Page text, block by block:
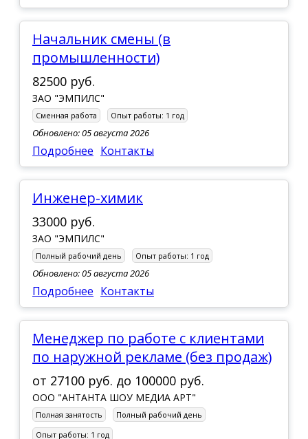
Начальник смены (в
промышленности)
82500 руб.
ЗАО "ЭМПИЛС"
Сменная работа Опыт работы: 1 год
Обновлено: 05 августа 2026
Подробнее Контакты
Инженер-химик
33000 руб.
ЗАО "ЭМПИЛС"
Полный рабочий день Опыт работы: 1 год
Обновлено: 05 августа 2026
Подробнее Контакты
Менеджер по работе с клиентами
по наружной рекламе (без продаж)
от 27100 руб. до 100000 руб.
ООО "АНТАНТА ШОУ МЕДИА АРТ"
Полная занятость
Полный рабочий день
Опыт работы: 1 год